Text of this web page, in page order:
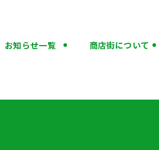
お知らせ一覧 商店街について